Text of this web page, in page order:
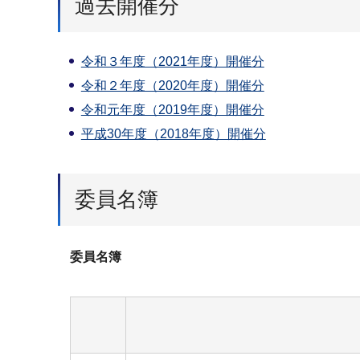
過去開催分
令和３年度（2021年度）開催分
令和２年度（2020年度）開催分
令和元年度（2019年度）開催分
平成30年度（2018年度）開催分
委員名簿
委員名簿